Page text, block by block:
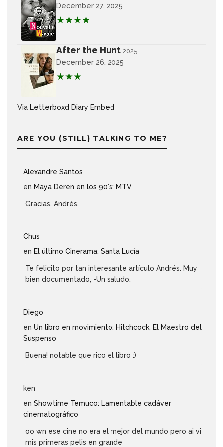
December 27, 2025
★★★★
After the Hunt 2025
December 26, 2025
★★★
Via Letterboxd Diary Embed
ARE YOU (STILL) TALKING TO ME?
Alexandre Santos
en Maya Deren en los 90′s: MTV
Gracias, Andrés.
Chus
en El último Cinerama: Santa Lucía
Te felicito por tan interesante artículo Andrés. Muy
bien documentado, -Un saludo.
Diego
en Un libro en movimiento: Hitchcock, El Maestro del
Suspenso
Buena! notable que rico el libro :)
ken
en Showtime Temuco: Lamentable cadáver
cinematográfico
oo wn ese cine no era el mejor del mundo pero ai vi
mis primeras pelis en grande